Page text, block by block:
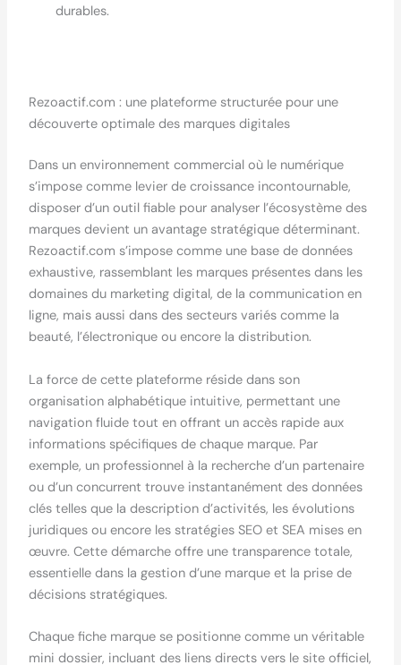
durables.
Rezoactif.com : une plateforme structurée pour une
découverte optimale des marques digitales
Dans un environnement commercial où le numérique
s’impose comme levier de croissance incontournable,
disposer d’un outil fiable pour analyser l’écosystème des
marques devient un avantage stratégique déterminant.
Rezoactif.com s’impose comme une base de données
exhaustive, rassemblant les marques présentes dans les
domaines du marketing digital, de la communication en
ligne, mais aussi dans des secteurs variés comme la
beauté, l’électronique ou encore la distribution.
La force de cette plateforme réside dans son
organisation alphabétique intuitive, permettant une
navigation fluide tout en offrant un accès rapide aux
informations spécifiques de chaque marque. Par
exemple, un professionnel à la recherche d’un partenaire
ou d’un concurrent trouve instantanément des données
clés telles que la description d’activités, les évolutions
juridiques ou encore les stratégies SEO et SEA mises en
œuvre. Cette démarche offre une transparence totale,
essentielle dans la gestion d’une marque et la prise de
décisions stratégiques.
Chaque fiche marque se positionne comme un véritable
mini dossier, incluant des liens directs vers le site officiel,